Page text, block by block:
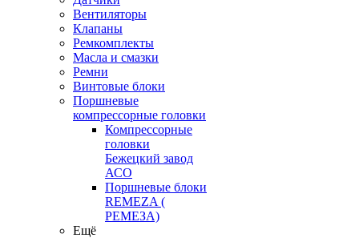
Вентиляторы
Клапаны
Ремкомплекты
Масла и смазки
Ремни
Винтовые блоки
Поршневые
компрессорные головки
Компрессорные
головки
Бежецкий завод
АСО
Поршневые блоки
REMEZA (
РЕМЕЗА)
Ещё